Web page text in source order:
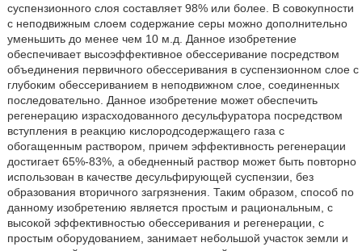
суспензионного слоя составляет 98% или более. В совокупности
с неподвижным слоем содержание серы можно дополнительно
уменьшить до менее чем 10 м.д. Данное изобретение
обеспечивает высоэффективное обессеривание посредством
объединения первичного обессеривания в суспензионном слое с
глубоким обессериванием в неподвижном слое, соединенных
последовательно. Данное изобретение может обеспечить
регенерацию израсходованного десульфуратора посредством
вступления в реакцию кислородсодержащего газа с
обогащенным раствором, причем эффективность регенерации
достигает 65%-83%, а обедненный раствор может быть повторно
использован в качестве десульфирующей суспензии, без
образования вторичного загрязнения. Таким образом, способ по
данному изобретению является простым и рациональным, с
высокой эффективностью обессеривания и регенерации, с
простым оборудованием, занимает небольшой участок земли и